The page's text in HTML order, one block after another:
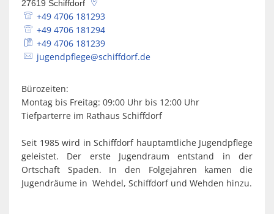
27619 Schiffdorf
+49 4706 181293
+49 4706 181294
+49 4706 181239
jugendpflege@schiffdorf.de
Bürozeiten:
Montag bis Freitag: 09:00 Uhr bis 12:00 Uhr
Tiefparterre im Rathaus Schiffdorf
Seit 1985 wird in Schiffdorf hauptamtliche Jugendpflege
geleistet. Der erste Jugendraum entstand in der
Ortschaft Spaden. In den Folgejahren kamen die
Jugendräume in Wehdel, Schiffdorf und Wehden hinzu.